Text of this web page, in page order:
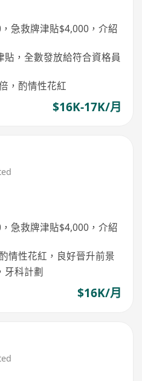
急救牌津貼$4,000，介紹
貼，全數發放給符合資格員
，酌情性花紅
$16K-17K/月
急救牌津貼$4,000，介紹
情性花紅，良好晉升前景
牙科計劃
$16K/月